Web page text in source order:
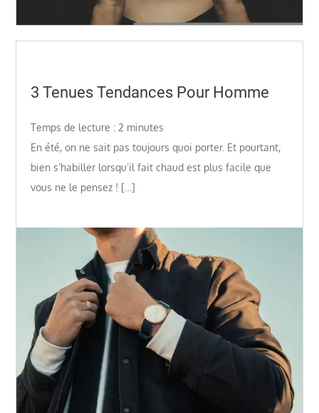
on
3 Tenues Tendances Pour Homme
Temps de lecture :2 minutes
En été, on ne sait pas toujours quoi porter. Et pourtant,
bien s’habiller lorsqu’il fait chaud est plus facile que
vous ne le pensez ! […]